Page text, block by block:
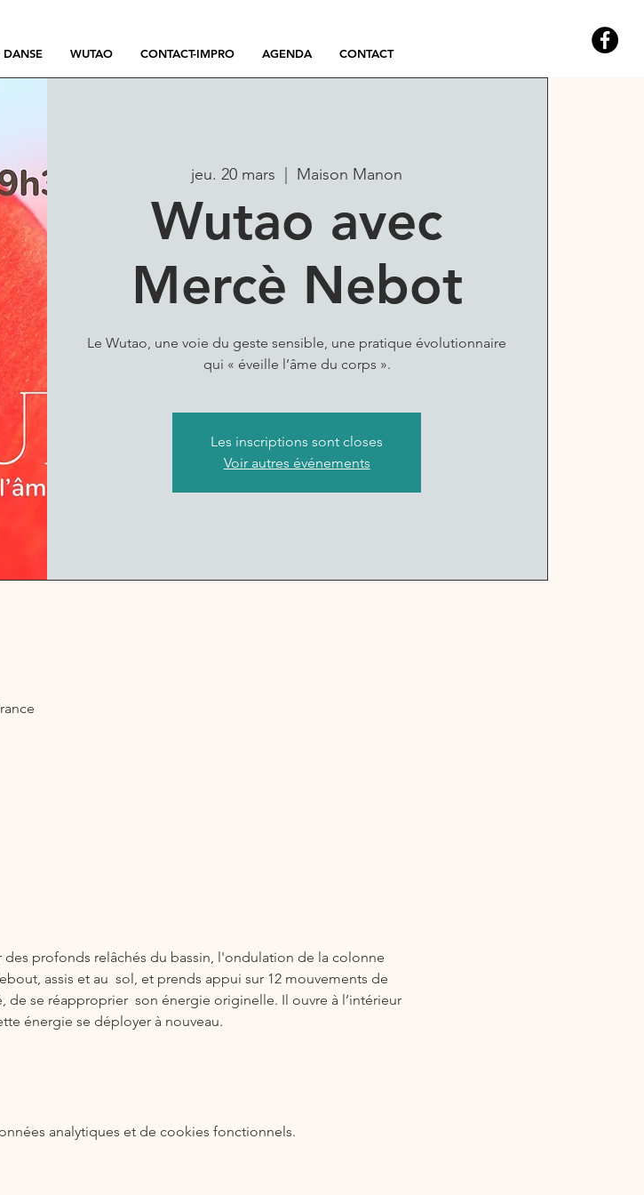
WUTAO CONTACT-IMPRO AGENDA CONTACT
jeu. 20 mars Maison Manon
Wutao avec
Mercè Nebot
Le Wutao, une voie du geste sensible, une pratique évolutionnaire
qui « éveille l’âme du corps ».
Les inscriptions sont closes
Voir autres événements
profonds relâchés du bassin, l'ondulation de la colonne
assis et au  sol, et prends appui sur 12 mouvements de
se réapproprier  son énergie originelle. Il ouvre à l’intérieur
énergie se déployer à nouveau.
analytiques et de cookies fonctionnels.